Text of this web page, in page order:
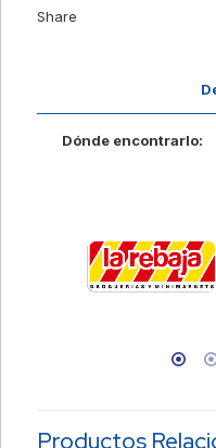
Share
Dónde encontrarlo:
Productos